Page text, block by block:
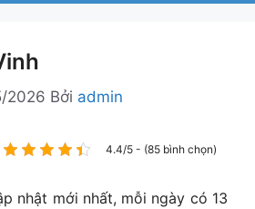
2026 Bởi admin
4.4/5 - (85 bình chọn)
nhật mới nhất, mỗi ngày có 13